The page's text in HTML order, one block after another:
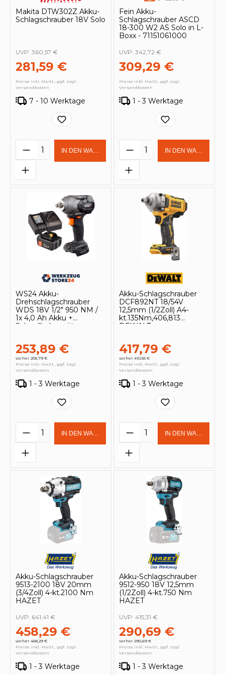
Makita DTW302Z Akku-
Schlagschrauber 18V Solo
281,59 €
UVP: 360,57 €
Preise inkl. MwSt., ggf. zzgl.
Versandkosten
7 - 10 Werktage
Produkt Anzahl: Gib den
IN DEN WARENKORB
Fein Akku-
Schlagschrauber ASCD
18-300 W2 AS Solo in L-
Boxx - 71151061000
309,29 €
UVP: 342,72 €
Preise inkl. MwSt., ggf. zzgl.
Versandkosten
1 - 3 Werktage
Produkt Anzahl:
IN DEN
WS24 Akku-
Drehschlagschrauber
WDS 18V 1/2" 950 NM /
1x 4,0 Ah Akku +
Schnellladegerät
253,89 €
vorher 205,79 €
Preise inkl. MwSt., ggf. zzgl.
Versandkosten
1 - 3 Werktage
Produkt Anzahl: Gib den
IN DEN WARENKORB
Akku-Schlagschrauber
DCF892NT 18/54V
12,5mm (1/2Zoll) A4-
kt.135Nm,406,813
DEWALT
417,79 €
vorher 410,55 €
Preise inkl. MwSt., ggf. zzgl.
Versandkosten
1 - 3 Werktage
Produkt Anzahl:
IN DEN
Akku-Schlagschrauber
9513-2100 18V 20mm
(3/4Zoll) 4-kt.2100 Nm
HAZET
458,29 €
vorher 458,29 €
UVP: 641,41 €
Preise inkl. MwSt., ggf. zzgl.
Versandkosten
1 - 3 Werktage
Akku-Schlagschrauber
9512-950 18V 12,5mm
(1/2Zoll) 4-kt.750 Nm
HAZET
290,69 €
vorher 290,69 €
UVP: 415,31 €
Preise inkl. MwSt., ggf. zzgl.
Versandkosten
1 - 3 Werktage